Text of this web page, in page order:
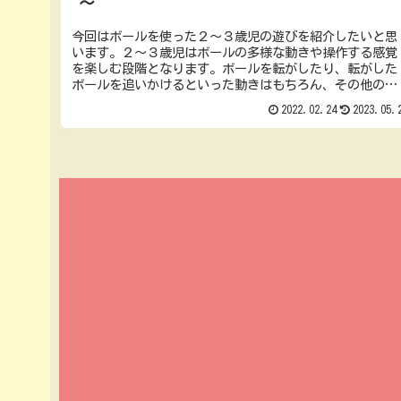
今回はボールを使った２～３歳児の遊びを紹介したいと思
います。２～３歳児はボールの多様な動きや操作する感覚
を楽しむ段階となります。ボールを転がしたり、転がした
ボールを追いかけるといった動きはもちろん、その他のい
2022.02.24